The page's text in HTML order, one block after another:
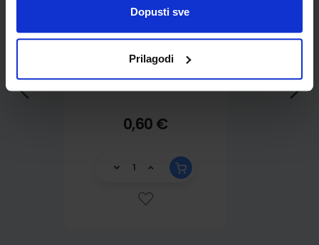
Dopusti sve
Prilagodi
0,60 €